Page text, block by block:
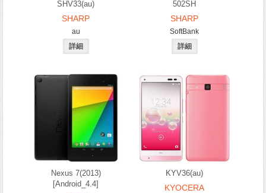
SHV33(au)
SHARP
au
502SH
SHARP
SoftBank
Nexus 7(2013)
[Android_4.4]
KYV36(au)
KYOCERA